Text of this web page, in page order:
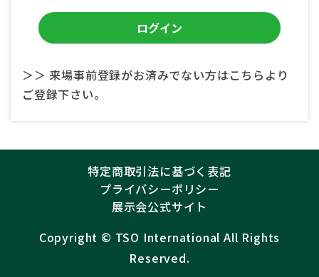
＞＞ 来場事前登録がお済みでない方はこちらより
ご登録下さい。
特定商取引法に基づく表記
プライバシーポリシー
展示会公式サイト
Copyright ©︎ TSO International All Rights
Reserved.